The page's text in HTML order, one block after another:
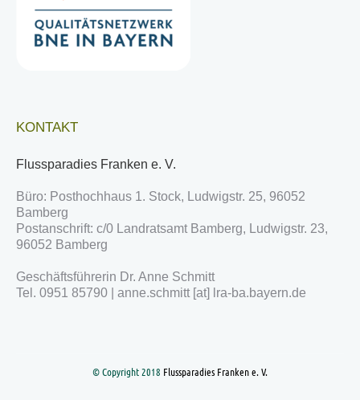
KONTAKT
Flussparadies Franken e. V.
Büro: Posthochhaus 1. Stock, Ludwigstr. 25, 96052
Bamberg
Postanschrift: c/0 Landratsamt Bamberg, Ludwigstr. 23,
96052 Bamberg
Geschäftsführerin Dr. Anne Schmitt
Tel. 0951 85790 | anne.schmitt [at] lra-ba.bayern.de
© Copyright 2018 Flussparadies Franken e. V.